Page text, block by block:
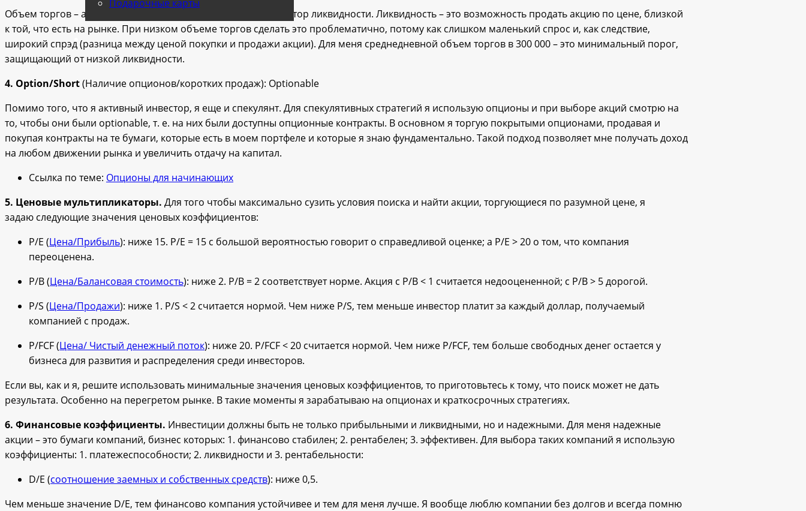
Подарочные карты
Объем торгов – архиважный момент, потому как он – индикатор ликвидности. Ликвидность – это возможность продать акцию по цене, близкой
к той, что есть на рынке. При низком объеме торгов сделать это проблематично, потому как слишком маленький спрос и, как следствие,
широкий спрэд (разница между ценой покупки и продажи акции). Для меня среднедневной объем торгов в 300 000 – это минимальный порог,
защищающий от низкой ликвидности.
4. Option/Short(Наличие опционов/коротких продаж): Optionable
Помимо того, что я активный инвестор, я еще и спекулянт. Для спекулятивных стратегий я использую опционы и при выборе акций смотрю на
то, чтобы они были optionable, т. е. на них были доступны опционные контракты. В основном я торгую покрытыми опционами, продавая и
покупая контракты на те бумаги, которые есть в моем портфеле и которые я знаю фундаментально. Такой подход позволяет мне получать доход
на любом движении рынка и увеличить отдачу на капитал.
Ссылка по теме: Опционы для начинающих
5. Ценовые мультипликаторы. Для того чтобы максимально сузить условия поиска и найти акции, торгующиеся по разумной цене, я
задаю следующие значения ценовых коэффициентов:
Р/Е (Цена/Прибыль): ниже 15. P/E = 15 с большой вероятностью говорит о справедливой оценке; а P/E > 20 о том, что компания
переоценена.
P/B (Цена/Балансовая стоимость): ниже 2. P/B = 2 соответствует норме. Акция с P/B < 1 считается недооцененной; с P/B > 5 дорогой.
P/S (Цена/Продажи): ниже 1. P/S < 2 считается нормой. Чем ниже P/S, тем меньше инвестор платит за каждый доллар, получаемый
компанией с продаж.
P/FCF (Цена/ Чистый денежный поток): ниже 20. P/FCF < 20 считается нормой. Чем ниже P/FCF, тем больше свободных денег остается у
бизнеса для развития и распределения среди инвесторов.
Если вы, как и я, решите использовать минимальные значения ценовых коэффициентов, то приготовьтесь к тому, что поиск может не дать
результата. Особенно на перегретом рынке. В такие моменты я зарабатываю на опционах и краткосрочных стратегиях.
6. Финансовые коэффициенты. Инвестиции должны быть не только прибыльными и ликвидными, но и надежными. Для меня надежные
акции – это бумаги компаний, бизнес которых: 1. финансово стабилен; 2. рентабелен; 3. эффективен. Для выбора таких компаний я использую
коэффициенты: 1. платежеспособности; 2. ликвидности и 3. рентабельности:
D/E (соотношение заемных и собственных средств): ниже 0,5.
Чем меньше значение D/E, тем финансово компания устойчивее и тем для меня лучше. Я вообще люблю компании без долгов и всегда помню